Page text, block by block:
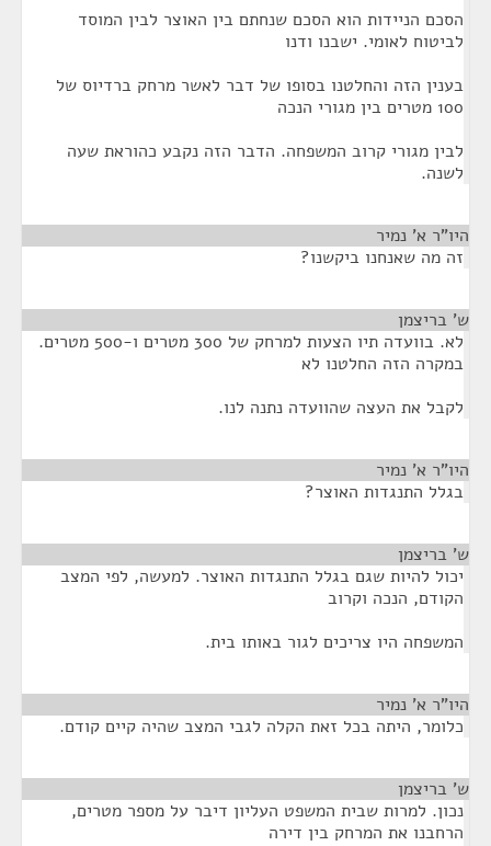
הסכם הניידות הוא הסכם שנחתם בין האוצר לבין המוסד
לביטוח לאומי. ישבנו ודנו
בענין הזה והחלטנו בסופו של דבר לאשר מרחק ברדיוס של
100 מטרים בין מגורי הנכה
לבין מגורי קרוב המשפחה. הדבר הזה נקבע כהוראת שעה
לשנה.
היו"ר א' נמיר
זה מה שאנחנו ביקשנו?
ש' בריצמן
לא. בוועדה תיו הצעות למרחק של 300 מטרים ו-500 מטרים.
במקרה הזה החלטנו לא
לקבל את העצה שהוועדה נתנה לנו.
היו"ר א' נמיר
בגלל התנגדות האוצר?
ש' בריצמן
יכול להיות שגם בגלל התנגדות האוצר. למעשה, לפי המצב
הקודם, הנכה וקרוב
המשפחה היו צריכים לגור באותו בית.
היו"ר א' נמיר
כלומר, היתה בכל זאת הקלה לגבי המצב שהיה קיים קודם.
ש' בריצמן
נכון. למרות שבית המשפט העליון דיבר על מספר מטרים,
הרחבנו את המרחק בין דירה